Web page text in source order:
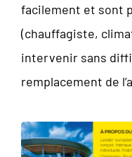
facilement et sont
(chauffagiste,
intervenir sans
remplacement de